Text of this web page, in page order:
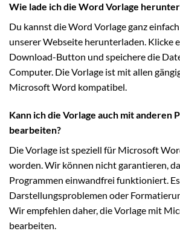
Wie lade ich die Word Vorlage
Du kannst die Word Vorlage ganz
unserer Webseite herunterladen. Klicke
Download-Button und speichere die
Computer. Die Vorlage ist mit allen
Microsoft Word kompatibel.
Kann ich die Vorlage auch mit anderen
bearbeiten?
Die Vorlage ist speziell für Microsoft
worden. Wir können nicht garantieren,
Programmen einwandfrei funktioniert.
Darstellungsproblemen oder
Wir empfehlen daher, die Vorlage mit
bearbeiten.